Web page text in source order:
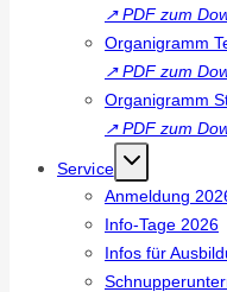
↗ PDF zum
Organigramm
↗ PDF zum
Organigramm
↗ PDF zum
Service
Anmeldung
Info-Tage 2026
Infos für